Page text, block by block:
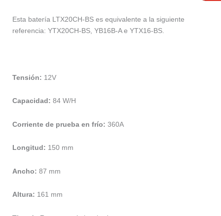
Esta batería LTX20CH-BS es equivalente a la siguiente
referencia: YTX20CH-BS, YB16B-A e YTX16-BS.
Tensión: 12V
Capacidad: 84 W/H
Corriente de prueba en frío: 360A
Longitud: 150 mm
Ancho: 87 mm
Altura: 161 mm